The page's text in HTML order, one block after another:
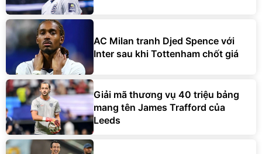
AC Milan tranh Djed Spence với
Inter sau khi Tottenham chốt giá
Giải mã thương vụ 40 triệu bảng
mang tên James Trafford của
Leeds